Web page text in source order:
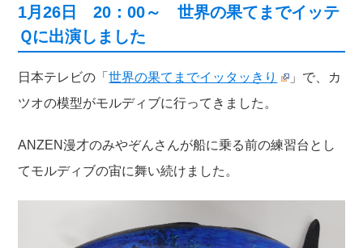
1月26日 20：00～ 世界の果てまでイッテ
Ｑに出演しました
日本テレビの「世界の果てまでイッタッきり
」で、カ
ツオの模型がモルディブに行ってきました。
ANZEN漫才のみやぞんさんが船に乗る前の練習台とし
てモルディブの宙に舞い続けました。